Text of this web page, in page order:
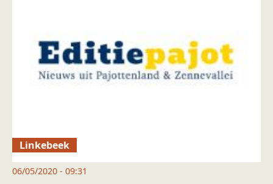
Linkebeek
06/05/2020 - 09:31